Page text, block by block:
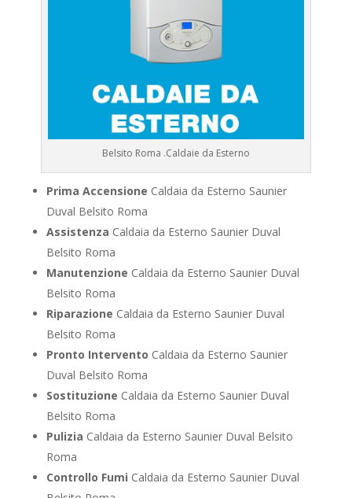
Belsito Roma .Caldaie da Esterno
Prima Accensione Caldaia da Esterno Saunier
Duval Belsito Roma
Assistenza Caldaia da Esterno Saunier Duval
Belsito Roma
Manutenzione Caldaia da Esterno Saunier Duval
Belsito Roma
Riparazione Caldaia da Esterno Saunier Duval
Belsito Roma
Pronto Intervento Caldaia da Esterno Saunier
Duval Belsito Roma
Sostituzione Caldaia da Esterno Saunier Duval
Belsito Roma
Pulizia Caldaia da Esterno Saunier Duval Belsito
Roma
Controllo Fumi Caldaia da Esterno Saunier Duval